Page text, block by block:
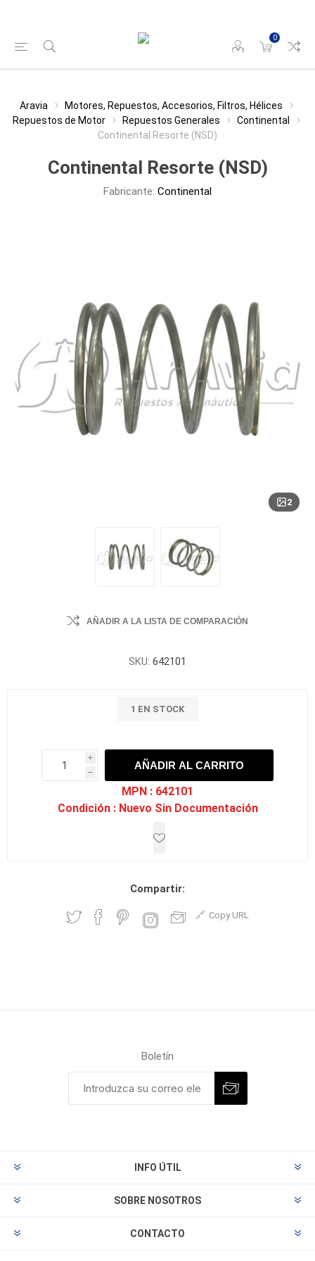
0
Aravia
Motores, Repuestos, Accesorios, Filtros, Hélices
Repuestos de Motor
Repuestos Generales
Continental
Continental Resorte (NSD)
Continental Resorte (NSD)
Fabricante: Continental
2
AÑADIR A LA LISTA DE COMPARACIÓN
SKU: 642101
1 EN STOCK
i
h
h
AÑADIR AL CARRITO
MPN : 642101
Condición : Nuevo Sin Documentación
Compartir:
Copy URL
Boletín
INFO ÚTIL
SOBRE NOSOTROS
CONTACTO